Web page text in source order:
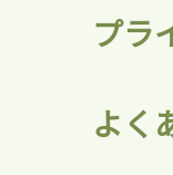
プラ
よく